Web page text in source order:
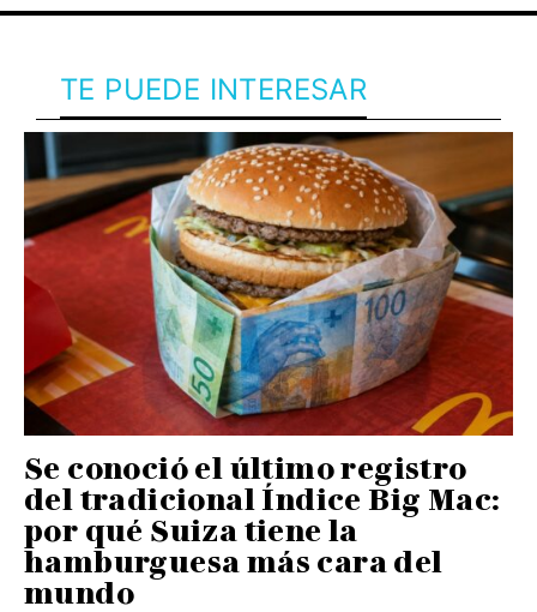
TE PUEDE INTERESAR
Se conoció el último registro
del tradicional Índice Big Mac:
por qué Suiza tiene la
hamburguesa más cara del
mundo